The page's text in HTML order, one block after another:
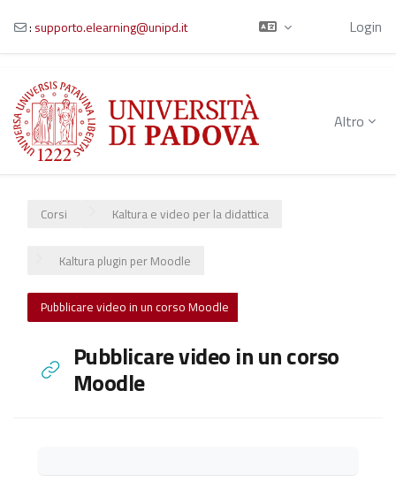
Vai al contenuto principale
: supporto.elearning@unipd.it Login
Altro
Corsi Kaltura e video per la didattica
Kaltura plugin per Moodle
Pubblicare video in un corso Moodle
Pubblicare video in un corso
Moodle